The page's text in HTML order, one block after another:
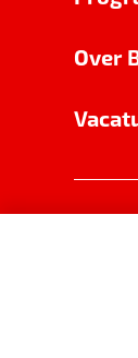
Over